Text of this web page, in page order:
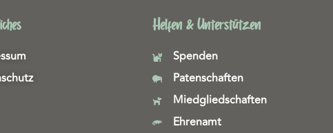
Helfen & Unterstützen
Spenden
Patenschaften
Miedgliedschaften
Ehrenamt